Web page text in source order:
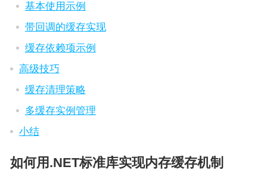
基本使用示例
带回调的缓存实现
缓存依赖项示例
高级技巧
缓存清理策略
多缓存实例管理
小结
如何用.NET标准库实现内存缓存机制